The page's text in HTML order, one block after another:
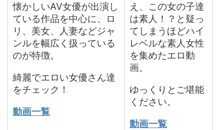
懐かしいAV女優が出演し
ている作品を中心に、ロ
リ、美女、人妻などジャ
ンルを幅広く扱っている
のが特徴。
綺麗でエロい女優さん達
をチェック！
動画一覧
え、この女の子達
は素人！？と疑っ
てしまうほどハイ
レベルな素人女性
を集めたエロ動
画。
ゆっくりとご堪能
ください。
動画一覧